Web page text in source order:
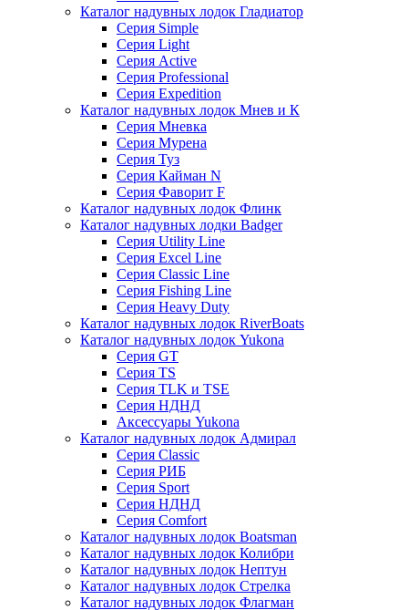
Каталог надувных лодок Гладиатор
Серия Simple
Серия Light
Серия Active
Серия Professional
Серия Expedition
Каталог надувных лодок Мнев и К
Серия Мневка
Серия Мурена
Серия Туз
Серия Кайман N
Серия Фаворит F
Каталог надувных лодок Флинк
Каталог надувных лодки Badger
Серия Utility Line
Серия Excel Line
Серия Classic Line
Серия Fishing Line
Серия Heavy Duty
Каталог надувных лодок RiverBoats
Каталог надувных лодок Yukona
Серия GT
Серия TS
Серия TLK и TSE
Серия НДНД
Аксессуары Yukona
Каталог надувных лодок Адмирал
Серия Classic
Серия РИБ
Серия Sport
Серия НДНД
Серия Comfort
Каталог надувных лодок Boatsman
Каталог надувных лодок Колибри
Каталог надувных лодок Нептун
Каталог надувных лодок Стрелка
Каталог надувных лодок Флагман